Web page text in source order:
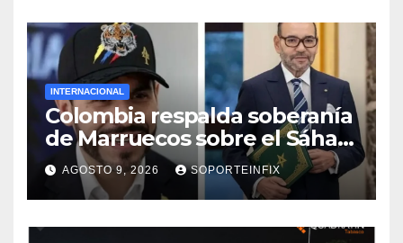
INTERNACIONAL
Colombia respalda soberanía
de Marruecos sobre el Sáhara
y busca TLC
AGOSTO 9, 2026 SOPORTEINFIX